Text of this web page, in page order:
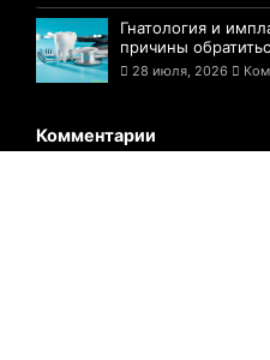
Причини
обслуговування
29 июля, 2026
28 июля, 2026